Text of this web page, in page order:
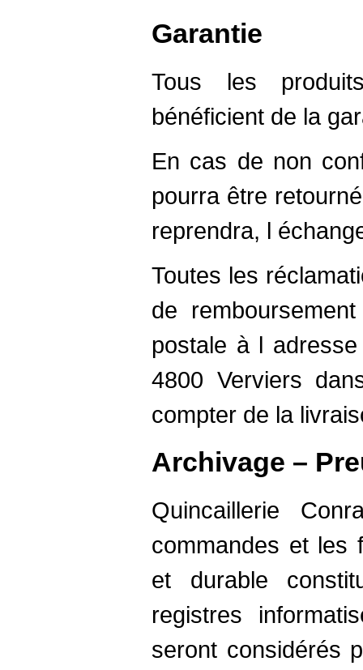
Garantie
Tous les
bénéficient de la
En cas de non
pourra être
reprendra, l
Toutes les
de
postale à l
4800 Verviers
compter de la
Archivage –
Quincaillerie
commandes et les
et durable
registres
seront considérés